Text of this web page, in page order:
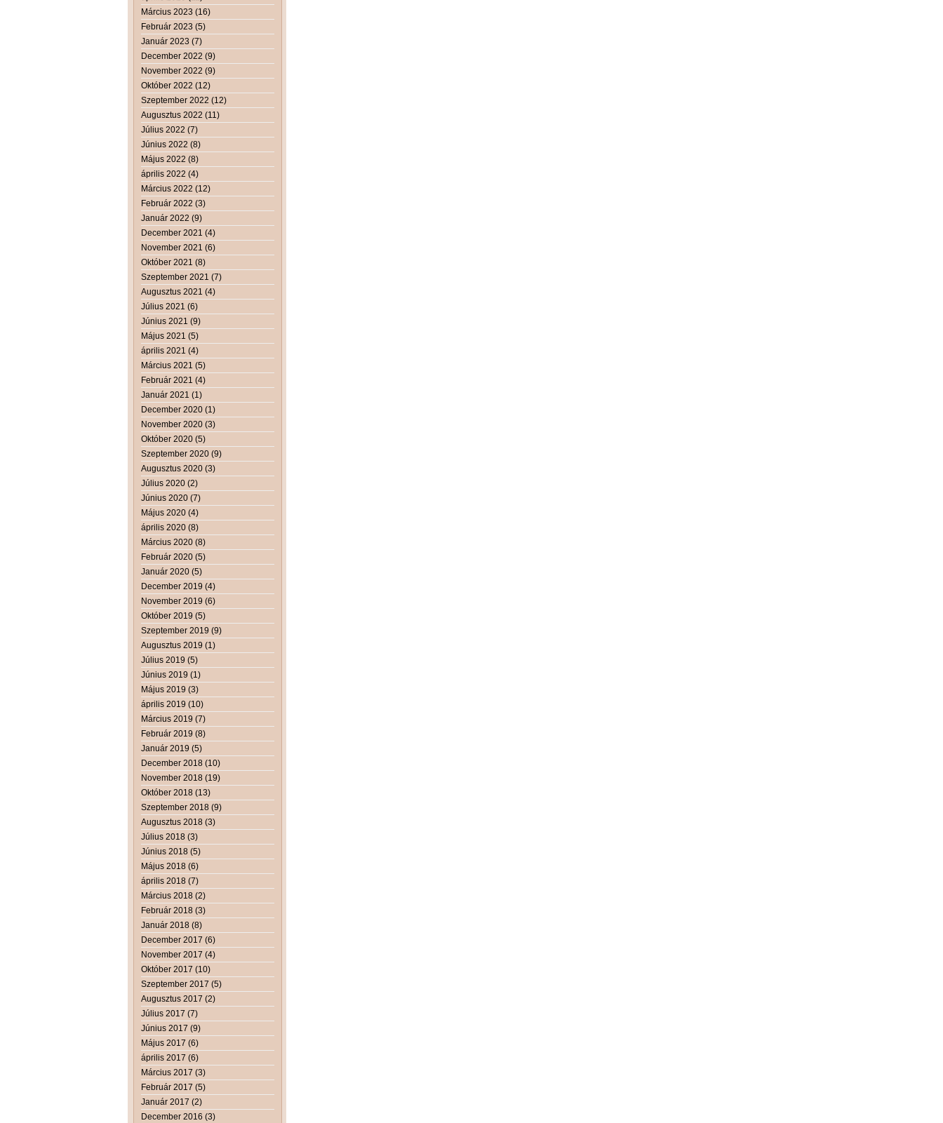
Március 2023 (16)
Február 2023 (5)
Január 2023 (7)
December 2022 (9)
November 2022 (9)
Október 2022 (12)
Szeptember 2022 (12)
Augusztus 2022 (11)
Július 2022 (7)
Június 2022 (8)
Május 2022 (8)
április 2022 (4)
Március 2022 (12)
Február 2022 (3)
Január 2022 (9)
December 2021 (4)
November 2021 (6)
Október 2021 (8)
Szeptember 2021 (7)
Augusztus 2021 (4)
Július 2021 (6)
Június 2021 (9)
Május 2021 (5)
április 2021 (4)
Március 2021 (5)
Február 2021 (4)
Január 2021 (1)
December 2020 (1)
November 2020 (3)
Október 2020 (5)
Szeptember 2020 (9)
Augusztus 2020 (3)
Július 2020 (2)
Június 2020 (7)
Május 2020 (4)
április 2020 (8)
Március 2020 (8)
Február 2020 (5)
Január 2020 (5)
December 2019 (4)
November 2019 (6)
Október 2019 (5)
Szeptember 2019 (9)
Augusztus 2019 (1)
Július 2019 (5)
Június 2019 (1)
Május 2019 (3)
április 2019 (10)
Március 2019 (7)
Február 2019 (8)
Január 2019 (5)
December 2018 (10)
November 2018 (19)
Október 2018 (13)
Szeptember 2018 (9)
Augusztus 2018 (3)
Július 2018 (3)
Június 2018 (5)
Május 2018 (6)
április 2018 (7)
Március 2018 (2)
Február 2018 (3)
Január 2018 (8)
December 2017 (6)
November 2017 (4)
Október 2017 (10)
Szeptember 2017 (5)
Augusztus 2017 (2)
Július 2017 (7)
Június 2017 (9)
Május 2017 (6)
április 2017 (6)
Március 2017 (3)
Február 2017 (5)
Január 2017 (2)
December 2016 (3)